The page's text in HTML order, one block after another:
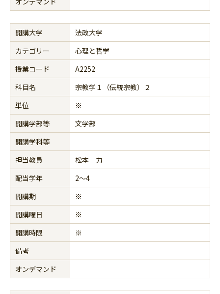
開講大学
法政大学
カテゴリー
心理と哲学
授業コード
A2252
科目名
宗教学１（伝統宗教）２
単位
※
開講学部等
文学部
開講学科等
担当教員
松本 力
配当学年
2～4
開講期
※
開講曜日
※
開講時限
※
備考
オンデマンド